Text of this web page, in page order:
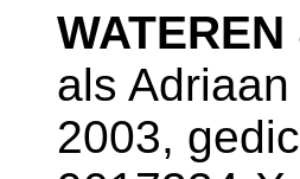
als
2003,